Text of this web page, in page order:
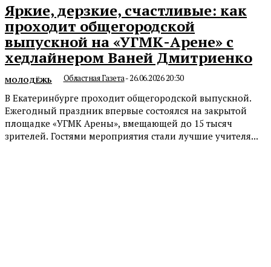
Яркие, дерзкие, счастливые: как
проходит общегородской
выпускной на «УГМК-Арене» с
хедлайнером Ваней Дмитриенко
МОЛОДЁЖЬ Областная Газета-26.06.2026 20:30
В Екатеринбурге проходит общегородской выпускной.
Ежегодный праздник впервые состоялся на закрытой
площадке «УГМК Арены», вмещающей до 15 тысяч
зрителей. Гостями мероприятия стали лучшие учителя...